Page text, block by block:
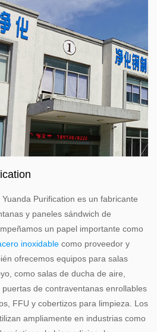
Purification es un fabricante
y paneles sándwich de
un papel importante como
inoxidable como proveedor y
ofrecemos equipos para salas
como salas de ducha de aire,
de contraventanas enrollables
FFU y cobertizos para limpieza. Los
ampliamente en industrias como